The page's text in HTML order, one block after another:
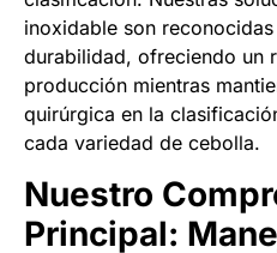
inoxidable son
durabilidad, ofreciendo un
producción mientras
quirúrgica en la
cada variedad de cebolla.
Nuestro
Principal: